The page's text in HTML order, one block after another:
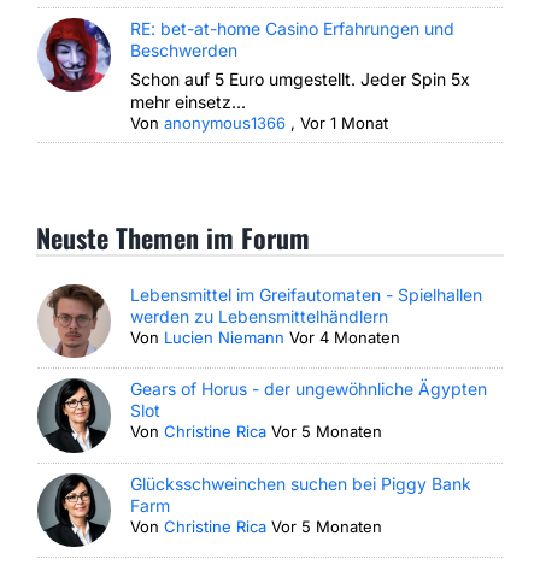
RE: bet-at-home Casino Erfahrungen und
Beschwerden
Schon auf 5 Euro umgestellt. Jeder Spin 5x
mehr einsetz...
Vonanonymous1366 ,Vor 1 Monat
Neuste Themen im Forum
Lebensmittel im Greifautomaten - Spielhallen
werden zu Lebensmittelhändlern
Von Lucien Niemann Vor 4 Monaten
Gears of Horus - der ungewöhnliche Ägypten
Slot
VonChristine Rica Vor 5 Monaten
Glücksschweinchen suchen bei Piggy Bank
Farm
VonChristine Rica Vor 5 Monaten